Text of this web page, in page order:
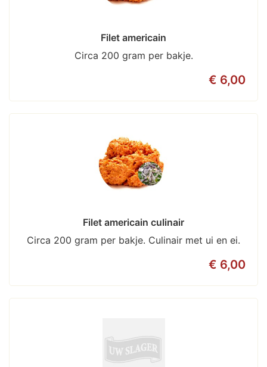
Filet americain
Circa 200 gram per bakje.
€ 6,00
Filet americain culinair
Circa 200 gram per bakje. Culinair met ui en ei.
€ 6,00